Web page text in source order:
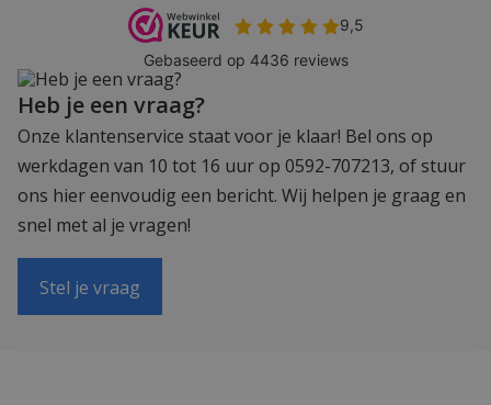
Heb je een vraag?
Onze klantenservice staat voor je klaar! Bel ons op
werkdagen van 10 tot 16 uur op 0592-707213, of stuur
ons hier eenvoudig een bericht. Wij helpen je graag en
snel met al je vragen!
Stel je vraag